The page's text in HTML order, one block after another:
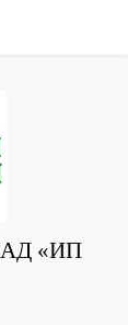
«ИП